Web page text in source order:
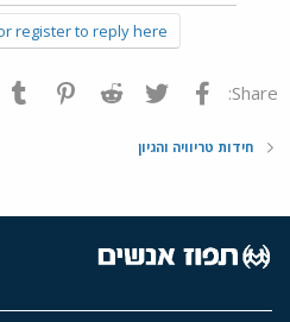
register to reply here.
Share: פייסבוק Twitter
Reddit
חידות טריוויה והגיון